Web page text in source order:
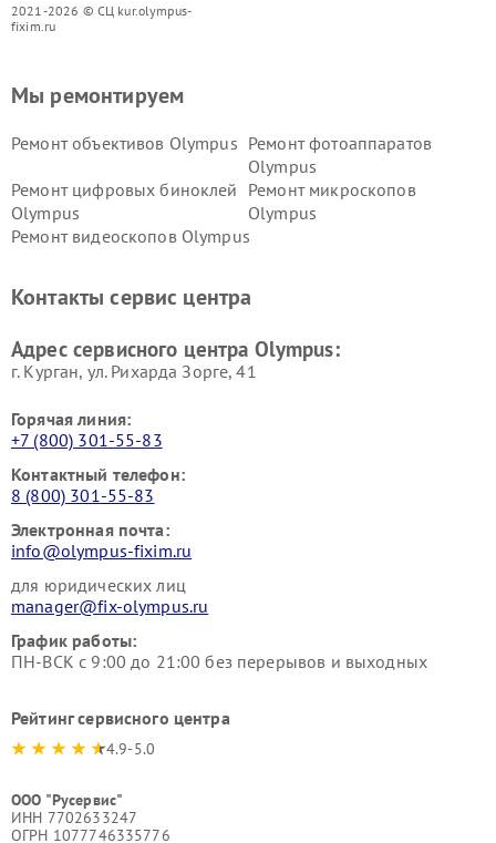
2021-2026 © СЦ kur.olympus-
fixim.ru
Мы ремонтируем
Ремонт объективов Olympus Ремонт фотоаппаратов
Olympus
Ремонт цифровых биноклей
Olympus
Ремонт микроскопов
Olympus
Ремонт видеоскопов Olympus
Контакты сервис центра
Адрес сервисного центра Olympus:
г. Курган, ул. Рихарда Зорге, 41
Горячая линия:
+7 (800) 301-55-83
Контактный телефон:
8 (800) 301-55-83
Электронная почта:
info@olympus-fixim.ru
для юридических лиц
manager@fix-olympus.ru
График работы:
ПН-ВСК с 9:00 до 21:00 без перерывов и выходных
Рейтинг сервисного центра
4.9-5.0
ООО "Русервис"
ИНН 7702633247
ОГРН 1077746335776